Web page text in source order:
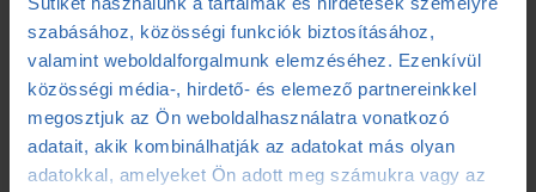
szabásához, közösségi funkciók biztosításához,
valamint weboldalforgalmunk elemzéséhez. Ezenkívül
közösségi média-, hirdető- és elemező partnereinkkel
megosztjuk az Ön weboldalhasználatra vonatkozó
adatait, akik kombinálhatják az adatokat más olyan
adatokkal, amelyeket Ön adott meg számukra vagy az
kívül hagynak
2025.07.08.
Szenvedés vagy siker? Egy adat elárulja a maratonod kimenetelét
Ultrabalaton 2025: Csengő István sikeres egyéni teljesítése 2025.05.06.